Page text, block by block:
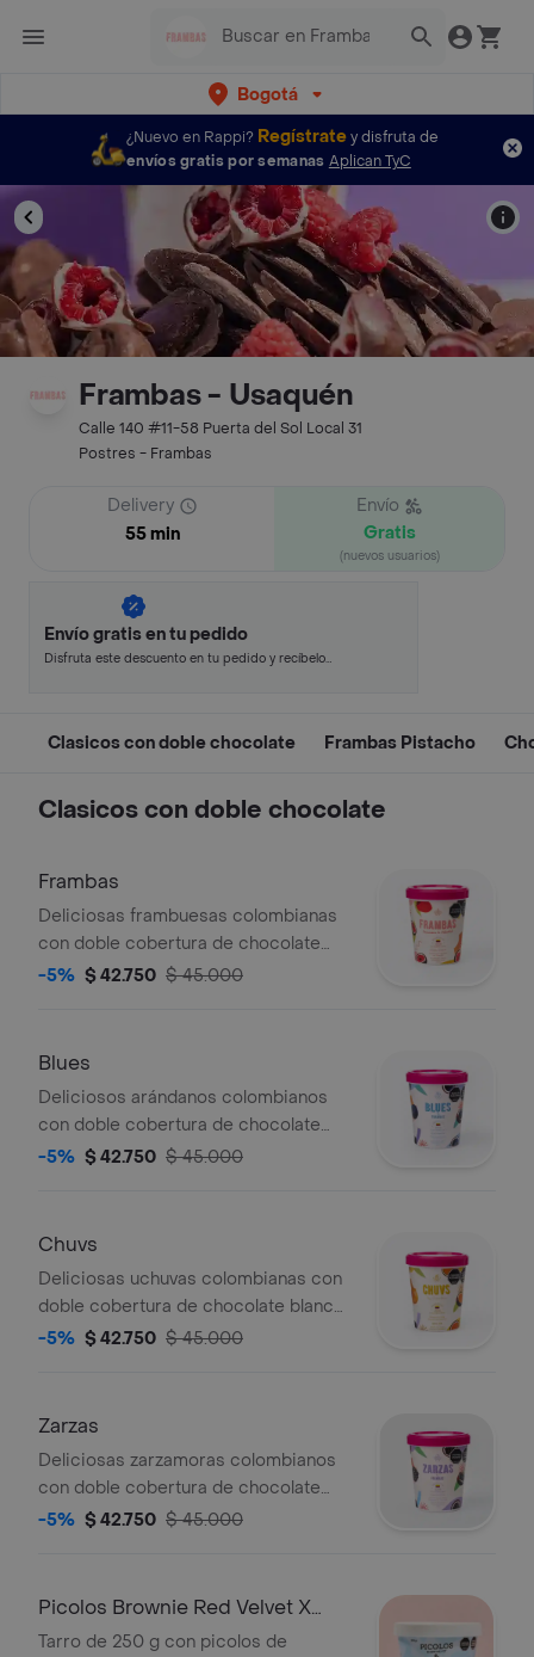
Bogotá
¿Nuevo en Rappi? Regístratey disfruta de
envíos gratis por semanas Aplican TyC
Frambas - Usaquén
Calle 140 #11-58 Puerta del Sol Local 31
Postres - Frambas
Delivery
55 min
Envío
Gratis
(nuevos usuarios)
Envío gratis en tu pedido
Disfruta este descuento en tu pedido y recíbelo
Clasicos con doble chocolate Frambas Pistacho
Clasicos con doble chocolate
Frambas
Deliciosas frambuesas colombianas
con doble cobertura de chocolate
blanco y de leche. (tarro de 200g de
-5% $ 42.750 $ 45.000
Blues
Deliciosos arándanos colombianos
con doble cobertura de chocolate
blanco y de leche. tarro de 200g de
-5% $ 42.750 $ 45.000
Chuvs
Deliciosas uchuvas colombianas con
doble cobertura de chocolate blanco
y de leche. (200g de contenido).
-5% $ 42.750 $ 45.000
Zarzas
Deliciosas zarzamoras colombianos
con doble cobertura de chocolate
blanco y de leche. tarro de 200g de
-5% $ 42.750 $ 45.000
Picolos Brownie Red Velvet X
Blues
Tarro de 250 g con picolos de